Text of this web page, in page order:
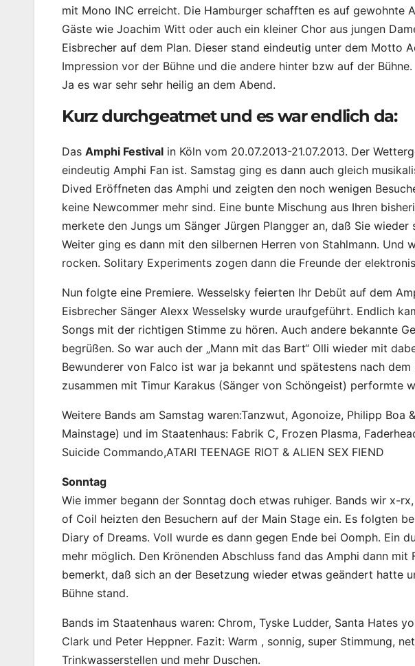
mit Mono INC erreicht. Die Hamburger schafften es auf gewohnte
Gäste wie Joachim Witt oder auch ein kleiner Chor aus jungen
Eisbrecher auf dem Plan. Dieser stand eindeutig unter dem Motto
Impression vor der Bühne und die andere hinter bzw auf der Bühne.
Ja es war sehr sehr heilig an dem Abend.
Kurz durchgeatmet und es war endlich da:
Das Amphi Festival in Köln vom 20.07.2013-21.07.2013. Der
eindeutig Amphi Fan ist. Samstag ging es dann auch gleich
Dived Eröffneten das Amphi und zeigten den noch wenigen
keine Newcommer mehr sind. Eine bunte Mischung aus Ihren
merkete den Jungs um Sänger Jürgen Plangger an, daß Sie
Weiter ging es dann mit den silbernen Herren von Stahlmann. Und
rocken. Solitary Experiments zogen dann die Freunde der
Nun folgte eine Premiere. Wesselsky feierten Ihr Debüt auf dem
Eisbrecher Sänger Alexx Wesselsky wurde uraufgeführt. Endlich
Songs mit der richtigen Stimme zu hören. Auch andere bekannte
begrüßen. So war auch der „Mann mit das Bart“ Olli wieder mit
Bewunderer von Falco ist war ja bekannt und spätestens nach dem
zusammen mit Timur Karakus (Sänger von Schöngeist) performte
Weitere Bands am Samstag waren:Tanzwut, Agonoize, Philipp
Mainstage) und im Staatenhaus: Fabrik C, Frozen Plasma,
Suicide Commando,ATARI TEENAGE RIOT & ALIEN SEX FIEND
Sonntag
Wie immer begann der Sonntag doch etwas ruhiger. Bands wir x-
of Coil heizten den Besuchern auf der Main Stage ein. Es folgten
Diary of Dreams. Voll wurde es dann gegen Ende bei Oomph. Ein
mehr möglich. Den Krönenden Abschluss fand das Amphi dann
bemerkt, daß sich an der Besetzung wieder etwas geändert hatte
Bühne stand.
Bands im Staatenhaus waren: Chrom, Tyske Ludder, Santa Hates
Clark und Peter Heppner. Fazit: Warm , sonnig, super Stimmung,
Trinkwasserstellen und mehr Duschen.